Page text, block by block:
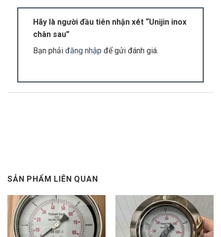
80, 100, 160mm : -76cmHg ~ 0 to
0 ~ 1000 kgf/cm
Steady : 75% of Full Scale
Vật liệu
Vỏ: Inox 304
Chân kết nối : Inox 316
Dầu làm đầy: Dầu Glycerin/Dầu
Silicone
Hãy là người đầu tiên nhận xét “Unijin inox
chân sau”
Bạn phải đăng nhập để gửi đánh giá.
SẢN PHẨM LIÊN QUAN